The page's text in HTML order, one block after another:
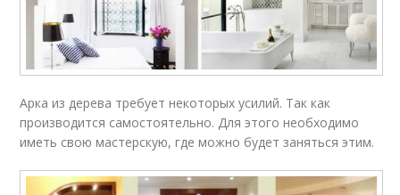
Арка из дерева требует некоторых усилий. Так как
производится самостоятельно. Для этого необходимо
иметь свою мастерскую, где можно будет заняться этим.